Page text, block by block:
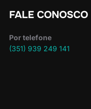
FALE CONOSCO
Por telefone
(351) 939 249 141